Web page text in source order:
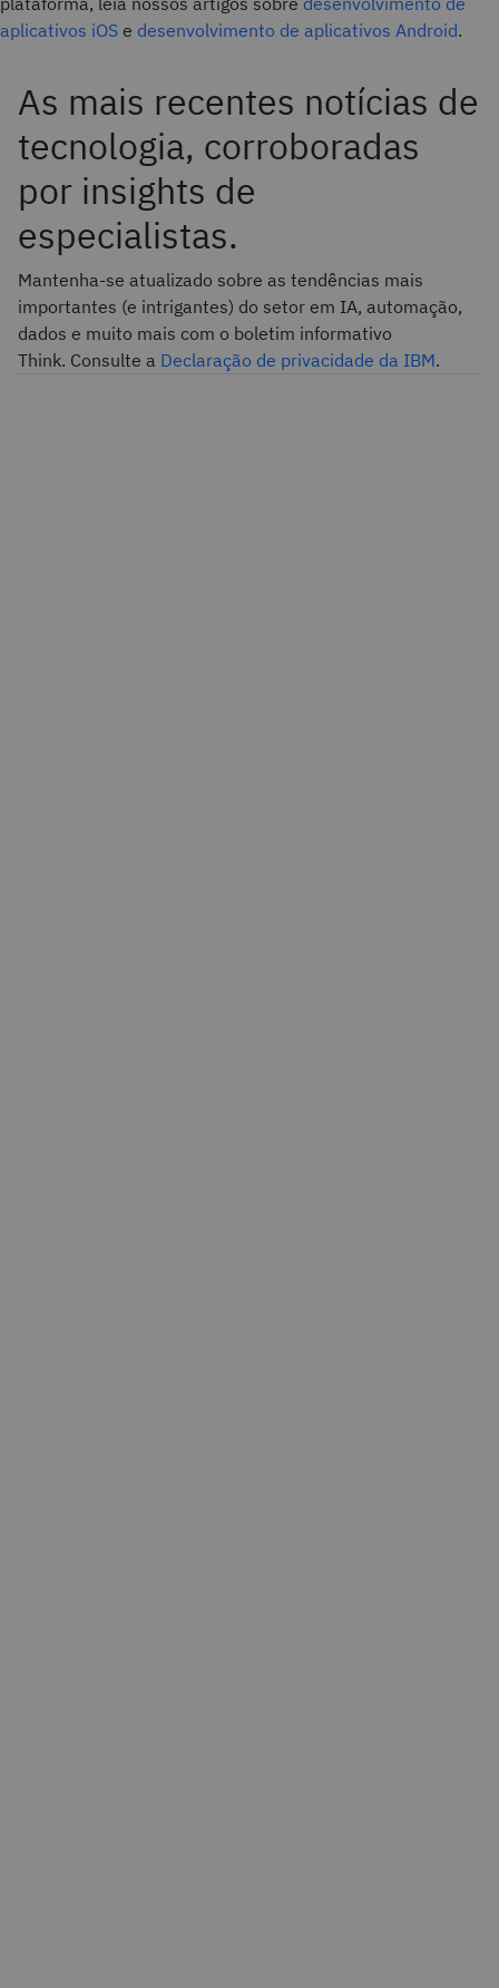
aplicativos iOS e desenvolvimento de aplicativos Android.
As mais recentes notícias de
tecnologia, corroboradas
por insights de
especialistas.
Mantenha-se atualizado sobre as tendências mais
importantes (e intrigantes) do setor em IA, automação,
dados e muito mais com o boletim informativo
Think. Consulte a Declaração de privacidade da IBM.